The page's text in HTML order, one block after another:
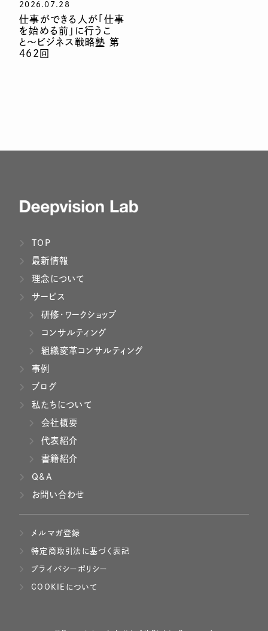
2026.07.28
仕事ができる人が「仕事
を始める前」に行うこ
と〜ビジネス戦略塾 第
462回
TOP
最新情報
理念について
サービス
研修・ワークショップ
コンサルティング
組織変革コンサルティング
事例
ブログ
私たちについて
会社概要
代表紹介
書籍紹介
Q&A
お問い合わせ
メルマガ登録
特定商取引法に基づく表記
プライバシーポリシー
COOKIEについて